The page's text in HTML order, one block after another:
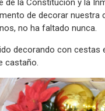
la Constitución y la
de decorar
no ha faltado nunca.
decorando con
castaño.